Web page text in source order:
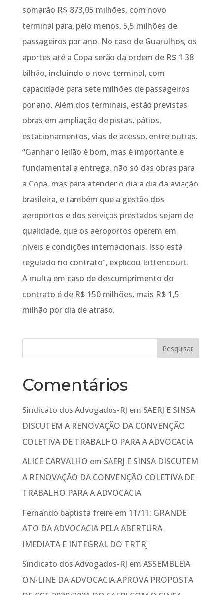
somarão R$ 873,05 milhões, com novo
terminal para, pelo menos, 5,5 milhões de
passageiros por ano. No caso de Guarulhos, os
aportes até a Copa serão da ordem de R$ 1,38
bilhão, incluindo o novo terminal, com
capacidade para sete milhões de passageiros
por ano. Além dos terminais, estão previstas
obras em ampliação de pistas, pátios,
estacionamentos, vias de acesso, entre outras.
“Ganhar o leilão é bom, mas é importante e
fundamental a entrega, não só das obras para
a Copa, mas para atender o dia a dia da aviação
brasileira, e também que a gestão dos
aeroportos e dos serviços prestados sejam de
qualidade, que os aeroportos operem em
níveis e condições internacionais. Isso está
regulado no contrato”, explicou Bittencourt.
A multa em caso de descumprimento do
contrato é de R$ 150 milhões, mais R$ 1,5
milhão por dia de atraso.
Comentários
Sindicato dos Advogados-RJ em SAERJ E SINSA
DISCUTEM A RENOVAÇÃO DA CONVENÇÃO
COLETIVA DE TRABALHO PARA A ADVOCACIA
ALICE CARVALHO em SAERJ E SINSA DISCUTEM
A RENOVAÇÃO DA CONVENÇÃO COLETIVA DE
TRABALHO PARA A ADVOCACIA
Fernando baptista freireem 11/11: GRANDE
ATO DA ADVOCACIA PELA ABERTURA
IMEDIATA E INTEGRAL DO TRTRJ
Sindicato dos Advogados-RJ em ASSEMBLEIA
ON-LINE DA ADVOCACIA APROVA PROPOSTA